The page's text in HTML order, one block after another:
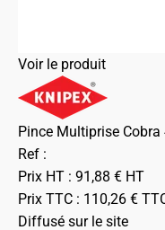
Voir le produit
Pince Multiprise
Ref :
Prix HT : 91,88 € HT
Prix TTC : 110,26 €
Diffusé sur le site